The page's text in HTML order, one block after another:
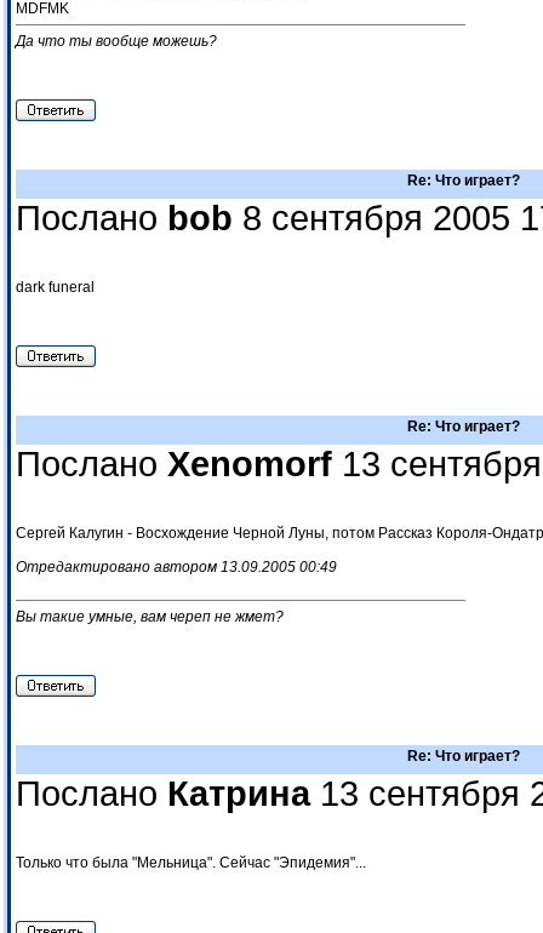
MDFMK
Да что ты вообще можешь?
Re: Что играет?
Послано bob 8 сентября 2005
dark funeral
Re: Что играет?
Послано Xenomorf 13
Сергей Калугин - Восхождение Черной Луны, потом Рассказ Короля-
Отредактировано автором 13.09.2005 00:49
Вы такие умные, вам череп не жмет?
Re: Что играет?
Послано Катрина13 сентября
Только что была "Мельница". Сейчас "Эпидемия"...